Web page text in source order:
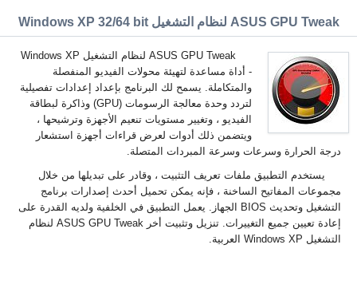
ASUS GPU Tweak لنظام التشغيل Windows XP 32/64 bit
ASUS GPU Tweak لنظام التشغيل Windows XP
- أداة مساعدة لتهيئة محولات الفيديو المنفصلة
والمتكاملة. يسمح لك البرنامج بإعداد إعدادات تفصيلية
لتردد وحدة معالجة الرسومات (GPU) وذاكرة لبطاقة
الفيديو ، وتغيير مستويات تنعيم الأجهزة وترشيحها ،
ويتضمن ذلك أدوات لعرض قراءات أجهزة استشعار
درجة الحرارة وسرعات وسرعة المبردات المتصلة.
يستخدم التطبيق ملفات تعريف التثبيت ، وقادر على تبديلها من خلال
مجموعات المفاتيح الساخنة ، فإنه يمكن تحميل أحدث إصدارات برنامج
التشغيل وتحديث BIOS الجهاز. يعمل التطبيق في الخلفية ولديه القدرة على
إعادة تعيين جميع التغييرات. تنزيل وتثبيت أخر ASUS GPU Tweak لنظام
التشغيل Windows XP العربية.